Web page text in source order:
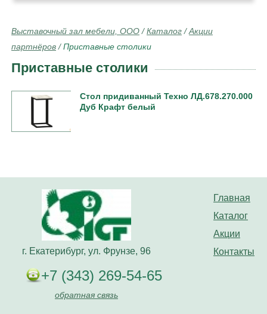
Выставочный зал мебели, ООО /Каталог /Акции
партнёров /Приставные столики
Приставные столики
Стол придиванный Техно ЛД.678.270.000
Дуб Крафт белый
Главная
Каталог
Акции
Контакты
г. Екатерибург, ул. Фрунзе, 96
+7 (343) 269-54-65
обратная связь